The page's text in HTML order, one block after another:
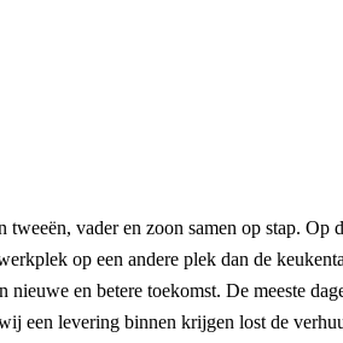
vader en zoon samen op stap.
op een andere plek dan de
en betere toekomst. De meeste
een levering binnen krijgen lost de